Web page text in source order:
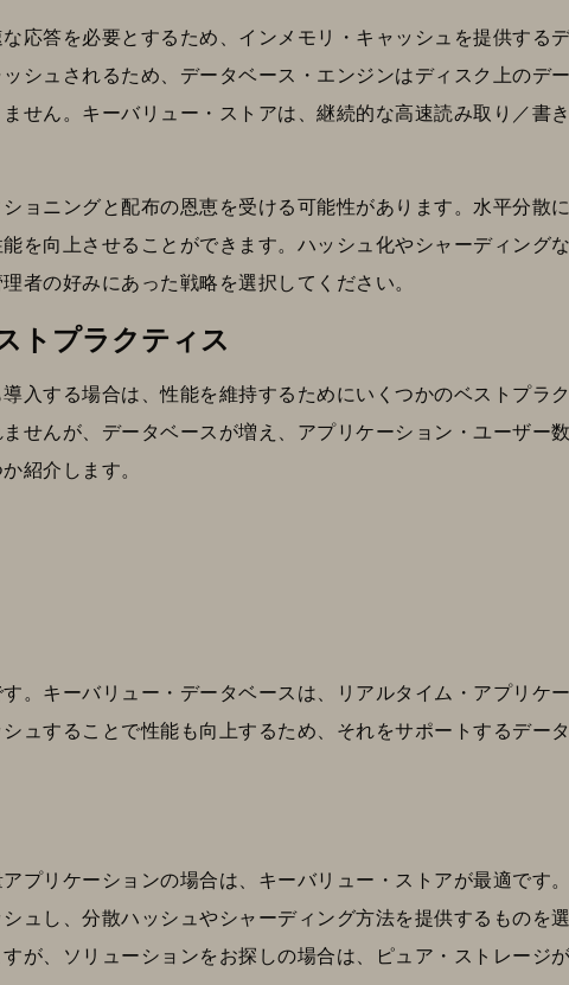
応答を必要とするため、インメモリ・キャッシュを提供する
シュされるため、データベース・エンジンはディスク上のデー
せん。キーバリュー・ストアは、継続的な高速読み取り／書
ョニングと配布の恩恵を受ける可能性があります。水平分散
を向上させることができます。ハッシュ化やシャーディング
者の好みにあった戦略を選択してください。
トプラクティス
入する場合は、性能を維持するためにいくつかのベストプラ
せんが、データベースが増え、アプリケーション・ユーザー
紹介します。
。キーバリュー・データベースは、リアルタイム・アプリケ
ュすることで性能も向上するため、それをサポートするデー
プリケーションの場合は、キーバリュー・ストアが最適です
ュし、分散ハッシュやシャーディング方法を提供するものを
が、ソリューションをお探しの場合は、ピュア・ストレージ